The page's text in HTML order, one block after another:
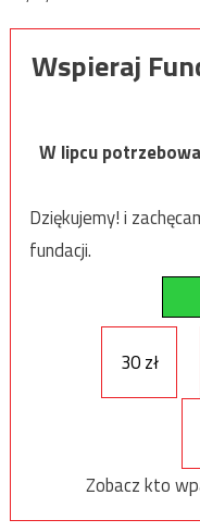
Wspieraj
W lipcu
Dziękujemy! i
fundacji.
30 zł
Zobacz kto